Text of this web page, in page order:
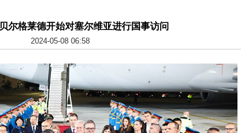
尔格莱德开始对塞尔维亚进行国事访问
2024-05-08 06:58